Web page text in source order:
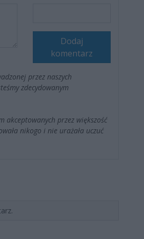
Dodaj
komentarz
przez naszych
zdecydowanym
akceptowanych przez większość
nikogo i nie urażała uczuć